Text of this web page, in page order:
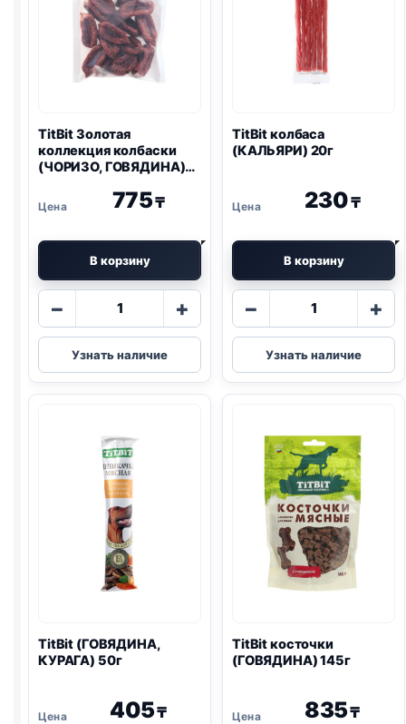
TitBit Золотая
коллекция колбаски
(ЧОРИЗО, ГОВЯДИНА)
775₸
В корзину
−
Количество
TitBit
Золотая
коллекция
ГОВЯДИНА)
80г
+
Узнать наличие
TitBit колбаса
(КАЛЬЯРИ) 20г
230₸
В корзину
−
Количество
TitBit
колбаса
(КАЛЬЯРИ)
+
Узнать наличие
TitBit (ГОВЯДИНА,
КУРАГА) 50г
405₸
TitBit косточки
(ГОВЯДИНА) 145г
835₸